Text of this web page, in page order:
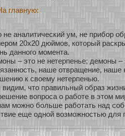
главную:
не аналитический ум, не прибор
20x20 дюймов, который
данного момента.
– это не нетерпенье; демоны –
наше отвращение, наше
к своему нетерпенью.
что правильный образ
вопроса о работе в этом
можно больше работать над
еще одной возможностью для